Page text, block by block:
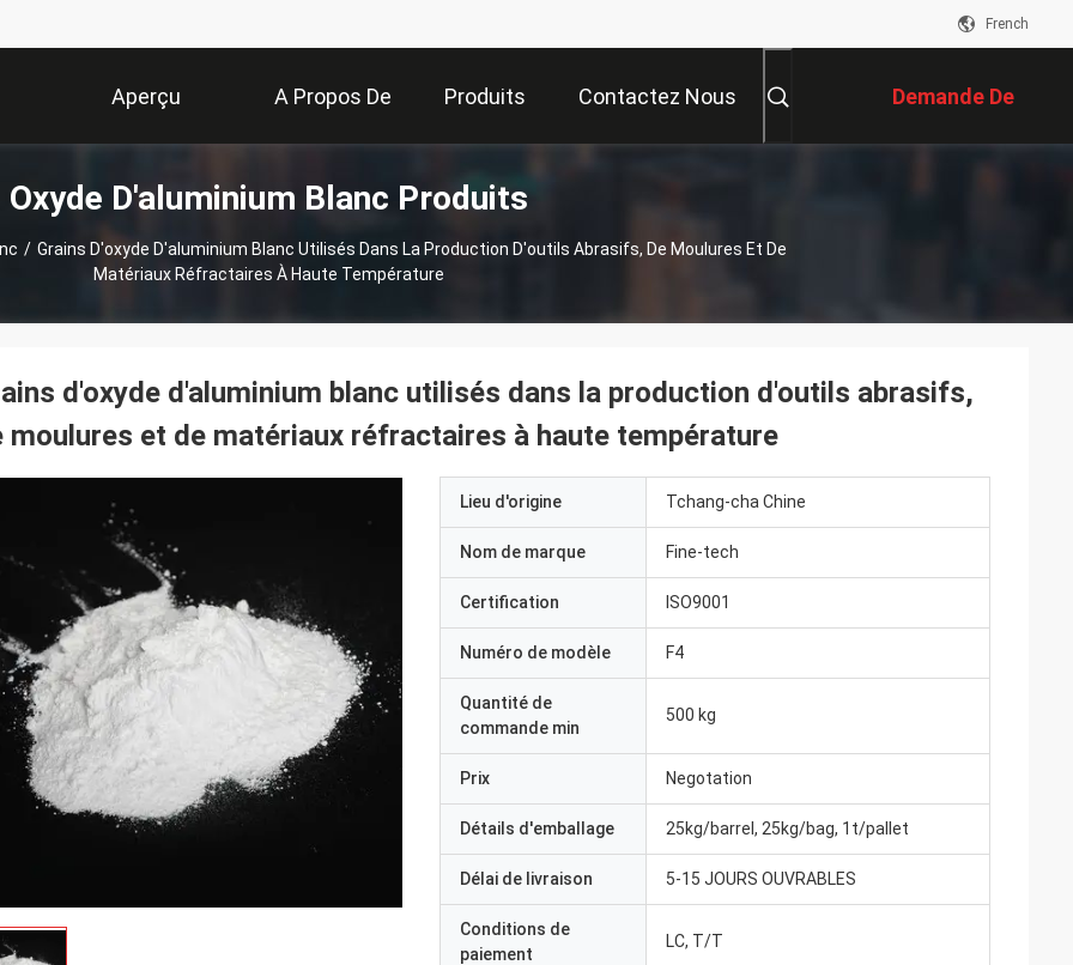
French
Aperçu A Propos De
Nous
Produits Contactez Nous Demande De
Soumission
Oxyde D'aluminium Blanc Produits
/ Grains D'oxyde D'aluminium Blanc Utilisés Dans La Production D'outils Abrasifs, De Moulures Et De
Matériaux Réfractaires À Haute Température
d'oxyde d'aluminium blanc utilisés dans la production d'outils abrasifs,
moulures et de matériaux réfractaires à haute température
Lieu d'origine Tchang-cha Chine
Nom de marque Fine-tech
Certification ISO9001
Numéro de modèle F4
Quantité de
commande min
500 kg
Prix Negotation
Détails d'emballage 25kg/barrel, 25kg/bag, 1t/pallet
Délai de livraison 5-15 JOURS OUVRABLES
Conditions de
paiement
LC, T/T